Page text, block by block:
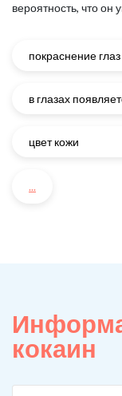
вероятность, что он
покраснение глаз
в глазах
цвет кожи
...
кокаин